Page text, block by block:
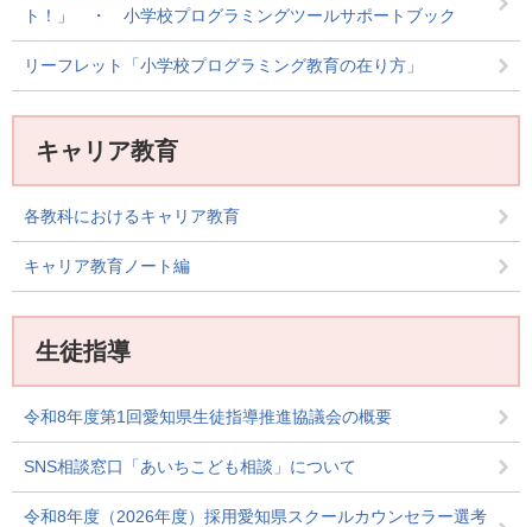
ト！」 ・ 小学校プログラミングツールサポートブック
リーフレット「小学校プログラミング教育の在り方」
キャリア教育
各教科におけるキャリア教育
キャリア教育ノート編
生徒指導
令和8年度第1回愛知県生徒指導推進協議会の概要
SNS相談窓口「あいちこども相談」について
令和8年度（2026年度）採用愛知県スクールカウンセラー選考